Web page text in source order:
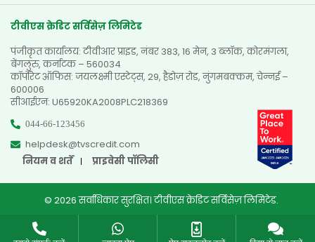
अक्सर पूछे जाने वाले प्रश्न
टेस्टिमोनियल्स
फोटो गैलरी
वीडियो गैलरी
डीलर खोजें
साइटमैप
टीवीएस क्रेडिट सर्विसेज़ लिमिटेड
पंजीकृत कार्यालय: टीवीआर प्राइड, नंबर 383, 16 मेन, 3 ब्लॉक, कोरमंगला,
बेंगलुरु, कर्नाटक – 560034
कॉर्पोरेट ऑफिस: जयलक्ष्मी एस्टेट्स, 29, हैडोज़ रोड, नुंगमबक्कम, चेन्नई –
600006
सीआईएन: U65920KA2008PLC218369
044-66-123456
helpdesk@tvscredit.com
नियम व शर्तें
प्राइवेसी पॉलिसी
© 2026 सर्वाधिकार सुरक्षित। टीवीएस क्रेडिट सर्विसेज़ लिमिटेड.